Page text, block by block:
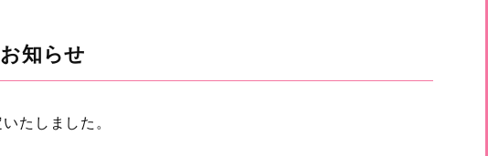
知らせ
たしました。